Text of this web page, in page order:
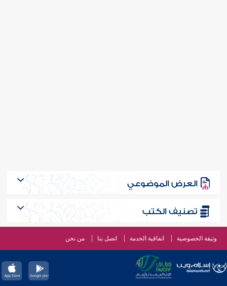
العرض الموضوعي
تصنيف الكتب
وثيقة الخصوصية اتفاقية الخدمة اتصل بنا من نحن